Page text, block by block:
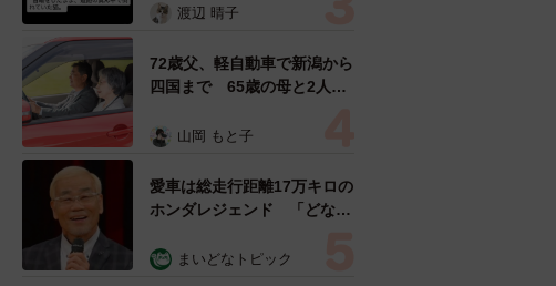
ようとした4日間 「命の重
表の訴え
渡辺 晴子
72歳父、軽自動車で新潟から
四国まで 65歳の母と2人で
憩まで分刻み… 「大学生で
山岡 もと子
愛車は総走行距離17万キロの
ホンダレジェンド 「どなた
所漫才師が譲渡の意向
まいどなトピック